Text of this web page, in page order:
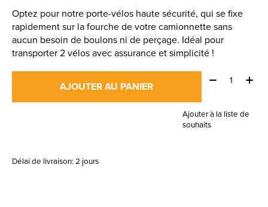
Optez pour notre porte-vélos haute sécurité, qui se fixe
rapidement sur la fourche de votre camionnette sans
aucun besoin de boulons ni de perçage. Idéal pour
transporter 2 vélos avec assurance et simplicité !
AJOUTER AU PANIER
Quantité:
Ajouter à la liste de
souhaits
Délai de livraison: 2 jours